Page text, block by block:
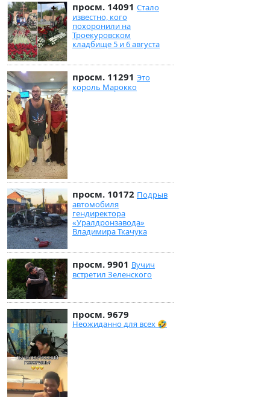
просм. 14091 Стало
известно, кого
похоронили на
Троекуровском
кладбище 5 и 6 августа
просм. 11291 Это
король Марокко
просм. 10172 Подрыв
автомобиля
гендиректора
«Уралдронзавода»
Владимира Ткачука
просм. 9901 Вучич
встретил Зеленского
просм. 9679
Неожиданно для всех 🤣